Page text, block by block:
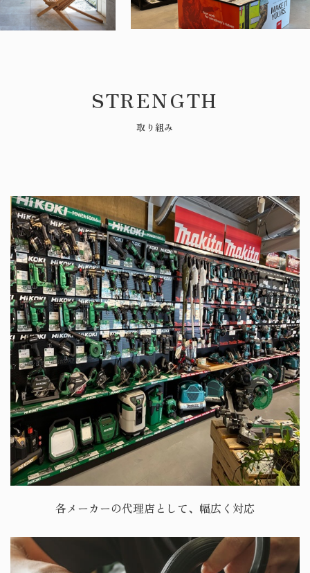
STRENGTH
取り組み
各メーカーの代理店として、幅広く対応